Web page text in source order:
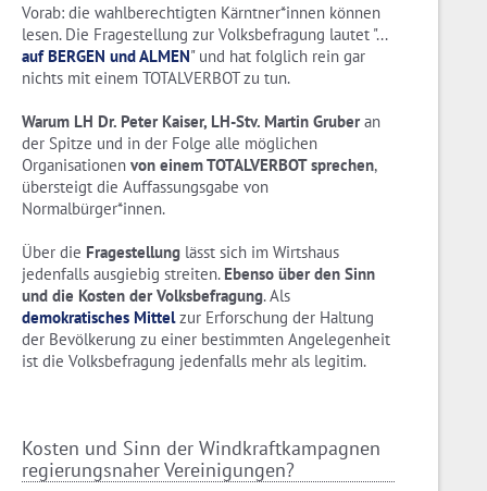
Vorab: die wahlberechtigten Kärntner*innen können
lesen. Die Fragestellung zur Volksbefragung lautet "...
auf BERGEN und ALMEN" und hat folglich rein gar
nichts mit einem TOTALVERBOT zu tun.
Warum LH Dr. Peter Kaiser, LH-Stv. Martin Gruberan
der Spitze und in der Folge alle möglichen
Organisationen von einem TOTALVERBOT sprechen,
übersteigt die Auffassungsgabe von
Normalbürger*innen.
Über die Fragestellung lässt sich im Wirtshaus
jedenfalls ausgiebig streiten. Ebenso über den Sinn
und die Kosten der Volksbefragung. Als
demokratisches Mittelzur Erforschung der Haltung
der Bevölkerung zu einer bestimmten Angelegenheit
ist die Volksbefragung jedenfalls mehr als legitim.
Kosten und Sinn der Windkraftkampagnen
regierungsnaher Vereinigungen?